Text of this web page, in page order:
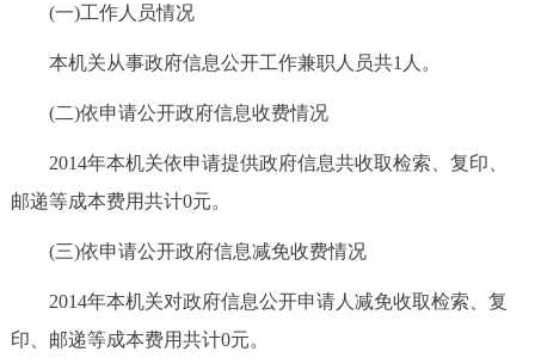
(一)工作人员情况
本机关从事政府信息公开工作兼职人员共1人。
(二)依申请公开政府信息收费情况
2014年本机关依申请提供政府信息共收取检索、复印、
邮递等成本费用共计0元。
(三)依申请公开政府信息减免收费情况
2014年本机关对政府信息公开申请人减免收取检索、复
印、邮递等成本费用共计0元。